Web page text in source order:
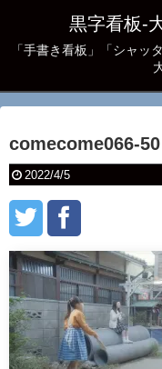
黒字看板‐
「手書き看板」「シャッ
comecome066-50
2022/4/5